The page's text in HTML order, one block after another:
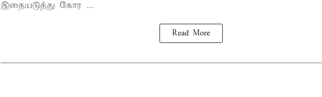
இதையடுத்து கோர ...
Read More